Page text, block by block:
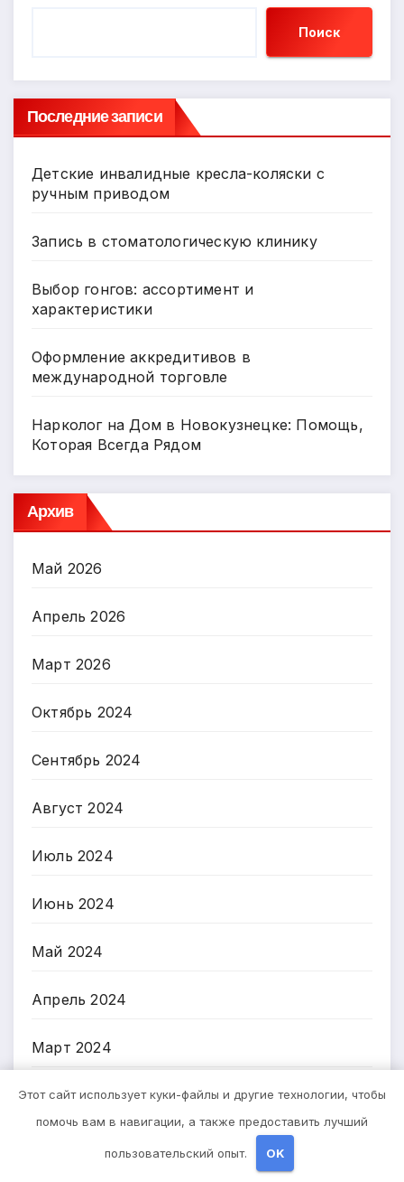
Поиск
Последние записи
Детские инвалидные кресла-коляски с
ручным приводом
Запись в стоматологическую клинику
Выбор гонгов: ассортимент и
характеристики
Оформление аккредитивов в
международной торговле
Нарколог на Дом в Новокузнецке: Помощь,
Которая Всегда Рядом
Архив
Май 2026
Апрель 2026
Март 2026
Октябрь 2024
Сентябрь 2024
Август 2024
Июль 2024
Июнь 2024
Май 2024
Апрель 2024
Март 2024
Февраль 2024
Этот сайт использует куки-файлы и другие технологии, чтобы
помочь вам в навигации, а также предоставить лучший
пользовательский опыт. OK